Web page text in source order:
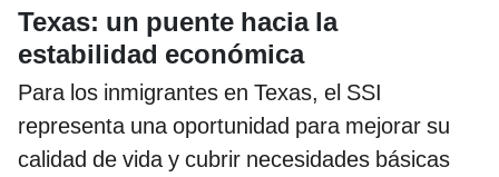
Texas: un puente hacia la
estabilidad económica
Para los inmigrantes en Texas, el SSI
representa una oportunidad para mejorar su
calidad de vida y cubrir necesidades básicas